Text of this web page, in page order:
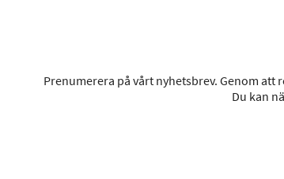
Prenumerera på vårt nyhetsbrev. Genom
Du kan